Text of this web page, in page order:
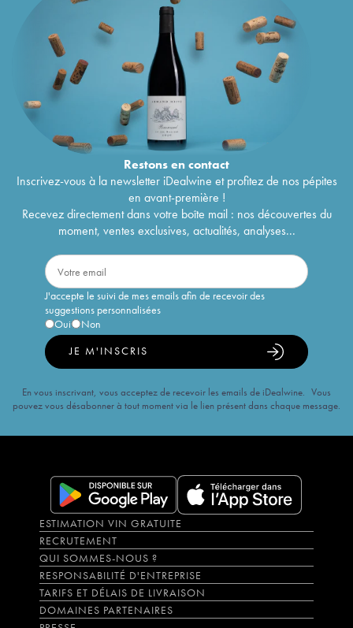
Restons encontact
Inscrivez-vous à la newsletter iDealwine et profitez de nos pépites
en avant-première !
Recevez directement dans votre boîte mail : nos découvertes du
moment, ventes exclusives, actualités, analyses...
J'accepte le suivi de mes emails afin de recevoir des
suggestions personnalisées
Oui
Non
JE M'INSCRIS
En vous inscrivant, vous acceptez de recevoir les emails de iDealwine. Vous
pouvez vous désabonner à tout moment via le lien présent dans chaque message.
ESTIMATION VIN GRATUITE
RECRUTEMENT
QUI SOMMES-NOUS ?
RESPONSABILITÉ D'ENTREPRISE
TARIFS ET DÉLAIS DE LIVRAISON
DOMAINES PARTENAIRES